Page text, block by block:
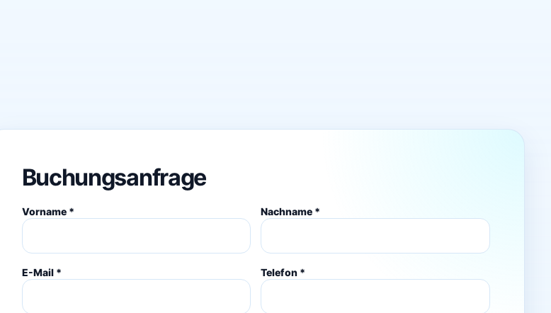
Buchungsanfrage
Vorname * Nachname *
E-Mail * Telefon *